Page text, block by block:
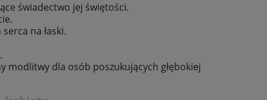
świadectwo jej świętości.
na łaski.
modlitwy dla osób poszukujących głębokiej